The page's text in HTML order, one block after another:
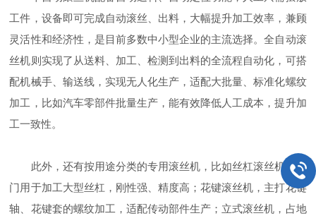
工件，设备即可完成自动滚丝、出料，大幅提升加工效率，兼顾
灵活性和经济性，是目前多数中小型企业的主流选择。全自动滚
丝机则实现了从送料、加工、检测到出料的全流程自动化，可搭
配机械手、输送线，实现无人化生产，适配大批量、标准化螺纹
加工，比如汽车零部件批量生产，能有效降低人工成本，提升加
工一致性。
此外，还有按用途分类的专用滚丝机，比如丝杠滚丝机，专
门用于加工大型丝杠，刚性强、精度高；花键滚丝机，主打花键
轴、花键套的螺纹加工，适配传动部件生产；立式滚丝机，占地